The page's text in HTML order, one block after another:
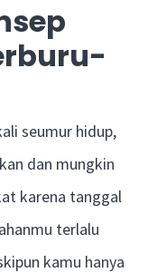
seumur hidup,
dan mungkin
karena tanggal
terlalu
kamu hanya